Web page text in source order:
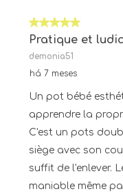
5 em 5 estrelas.
Pratique et
demonia51
há 7 meses
Un pot bébé
apprendre la
C'est un pots
siège avec son
suffit de l'enlever.
maniable même